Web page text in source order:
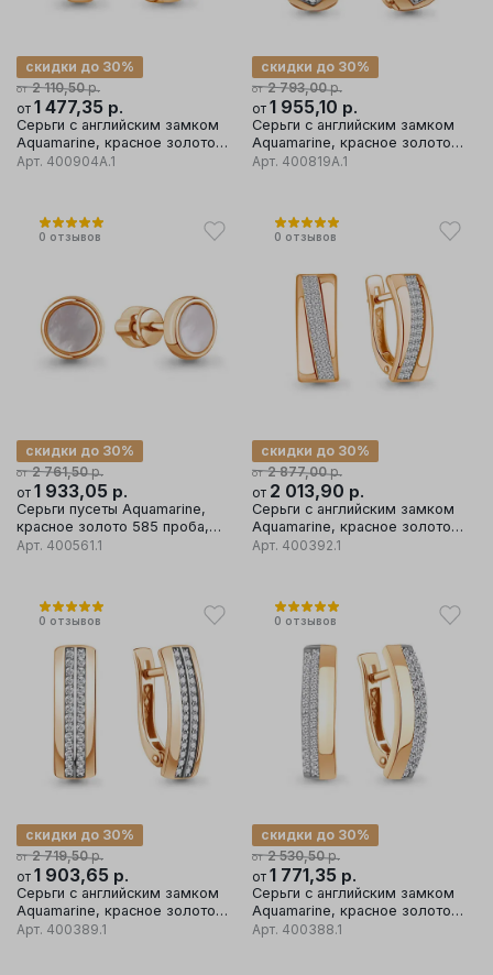
от 2 110,50р.
скидки до 30%
от 1 477,35 р.
Серьги с английским замком
Aquamarine, красное золото
585 проба, вставка фианит
Арт. 400904А.1
от 2 793,00р.
скидки до 30%
от 1 955,10 р.
Серьги с английским замком
Aquamarine, красное золото
585 проба, вставка фианит
Арт. 400819А.1
0 отзывов
от 2 761,50р.
скидки до 30%
от 1 933,05 р.
Серьги пусеты Aquamarine,
красное золото 585 проба,
вставка перламутр
Арт. 400561.1
0 отзывов
от 2 877,00р.
скидки до 30%
от 2 013,90 р.
Серьги с английским замком
Aquamarine, красное золото
585 проба, вставка фианит
Арт. 400392.1
0 отзывов
от 2 719,50р.
скидки до 30%
от 1 903,65 р.
Серьги с английским замком
Aquamarine, красное золото
585 проба, вставка фианит
Арт. 400389.1
0 отзывов
от 2 530,50р.
скидки до 30%
от 1 771,35 р.
Серьги с английским замком
Aquamarine, красное золото
585 проба, вставка фианит
Арт. 400388.1